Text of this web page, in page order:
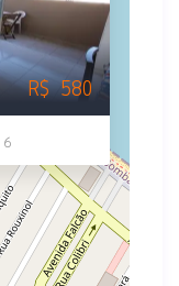
6
R$ 580